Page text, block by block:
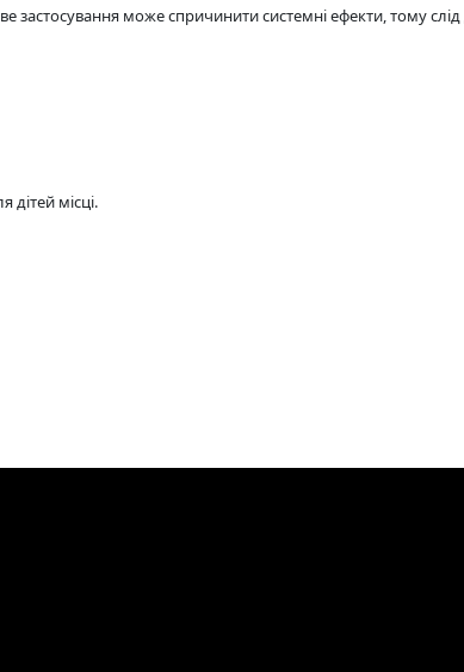
може спричинити системні ефекти, тому
дітей місці.